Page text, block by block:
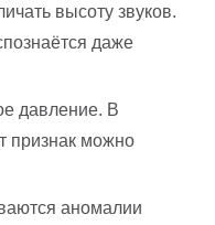
высоту звуков.
даже
давление. В
признак можно
аномалии